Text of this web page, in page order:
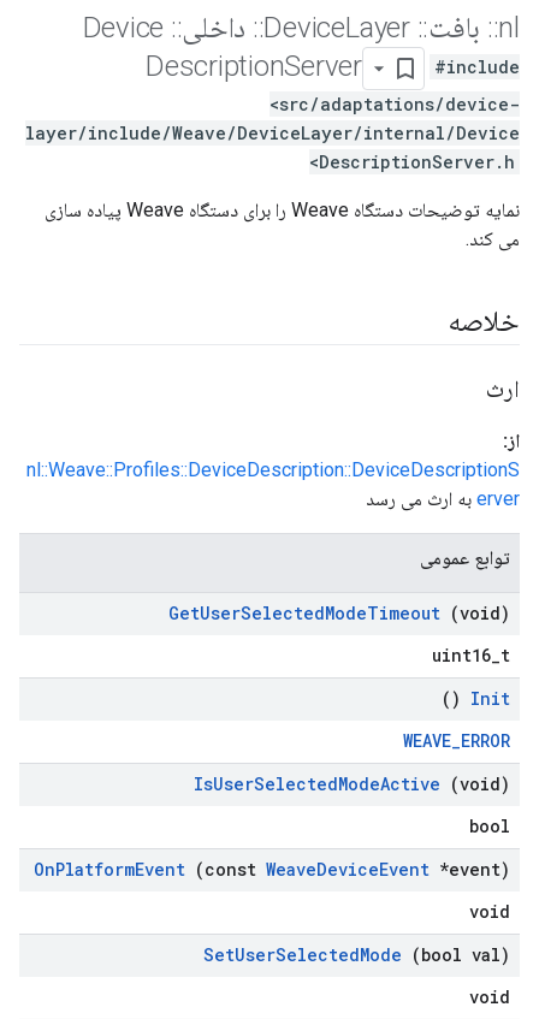
nl
:: بافت::
Device
Layer
:: داخلی::
DescriptionServer
#include
<src/adaptations/device-
layer/include/Weave/DeviceLayer/internal/Device
DescriptionServer.h>
نمایه توضیحات دستگاه Weave را برای دستگاه Weave پیاده سازی
می کند.
خلاصه
ارث
از:
nl::Weave::Profiles::DeviceDescription::DeviceDescriptionS
erver به ارث می رسد
توابع عمومی
GetUserSelectedModeTimeout (void)
uint16_t
Init
()
WEAVE_ERROR
IsUserSelectedModeActive (void)
bool
OnPlatformEvent (const WeaveDeviceEvent *event)
void
SetUserSelectedMode (bool val)
void